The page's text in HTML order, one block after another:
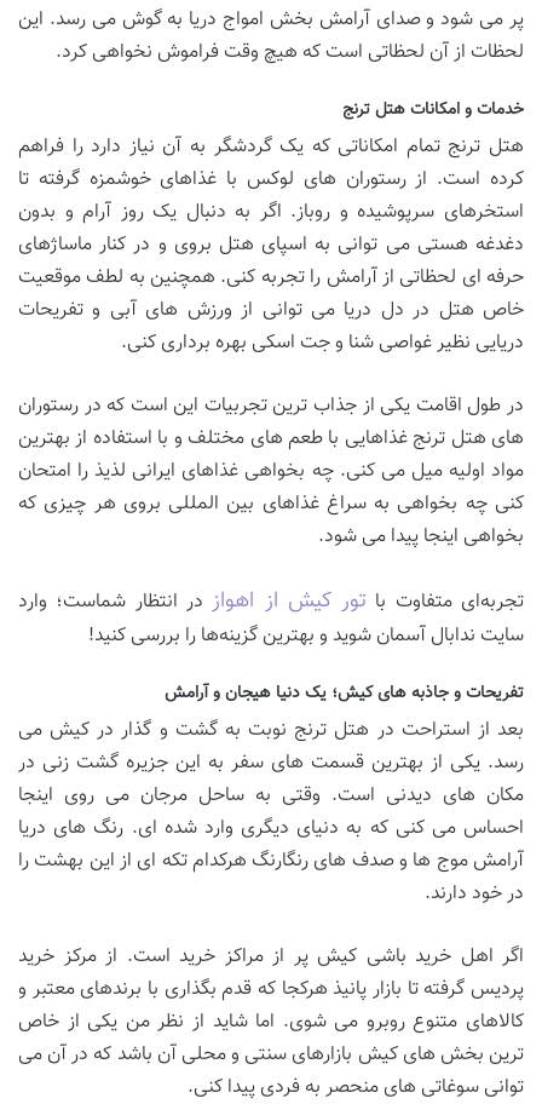
پر می شود و صدای آرامش بخش امواج دریا به گوش می رسد. این
لحظات از آن لحظاتی است که هیچ وقت فراموش نخواهی کرد.
خدمات و امکانات هتل ترنج
هتل ترنج تمام امکاناتی که یک گردشگر به آن نیاز دارد را فراهم
کرده است. از رستوران های لوکس با غذاهای خوشمزه گرفته تا
استخرهای سرپوشیده و روباز. اگر به دنبال یک روز آرام و بدون
دغدغه هستی می توانی به اسپای هتل بروی و در کنار ماساژهای
حرفه ای لحظاتی از آرامش را تجربه کنی. همچنین به لطف موقعیت
خاص هتل در دل دریا می توانی از ورزش های آبی و تفریحات
دریایی نظیر غواصی شنا و جت اسکی بهره برداری کنی.
در طول اقامت یکی از جذاب ترین تجربیات این است که در رستوران
های هتل ترنج غذاهایی با طعم های مختلف و با استفاده از بهترین
مواد اولیه میل می کنی. چه بخواهی غذاهای ایرانی لذیذ را امتحان
کنی چه بخواهی به سراغ غذاهای بین المللی بروی هر چیزی که
بخواهی اینجا پیدا می شود.
تجربه‌ای متفاوت با تور کیش از اهواز در انتظار شماست؛ وارد
سایت ندابال آسمان شوید و بهترین گزینه‌ها را بررسی کنید!
تفریحات و جاذبه های کیش؛ یک دنیا هیجان و آرامش
بعد از استراحت در هتل ترنج نوبت به گشت و گذار در کیش می
رسد. یکی از بهترین قسمت های سفر به این جزیره گشت زنی در
مکان های دیدنی است. وقتی به ساحل مرجان می روی اینجا
احساس می کنی که به دنیای دیگری وارد شده ای. رنگ های دریا
آرامش موج ها و صدف های رنگارنگ هرکدام تکه ای از این بهشت را
در خود دارند.
اگر اهل خرید باشی کیش پر از مراکز خرید است. از مرکز خرید
پردیس گرفته تا بازار پانیذ هرکجا که قدم بگذاری با برندهای معتبر و
کالاهای متنوع روبرو می شوی. اما شاید از نظر من یکی از خاص
ترین بخش های کیش بازارهای سنتی و محلی آن باشد که در آن می
توانی سوغاتی های منحصر به فردی پیدا کنی.